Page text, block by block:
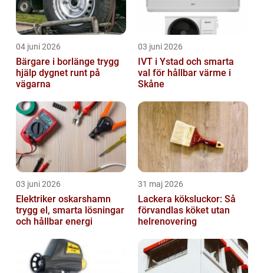
04 juni 2026
Bärgare i borlänge trygg
hjälp dygnet runt på
vägarna
03 juni 2026
IVT i Ystad och smarta
val för hållbar värme i
Skåne
03 juni 2026
Elektriker oskarshamn
trygg el, smarta lösningar
och hållbar energi
31 maj 2026
Lackera köksluckor: Så
förvandlas köket utan
helrenovering